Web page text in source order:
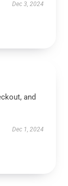
Dec 3, 2024
and
Dec 1, 2024